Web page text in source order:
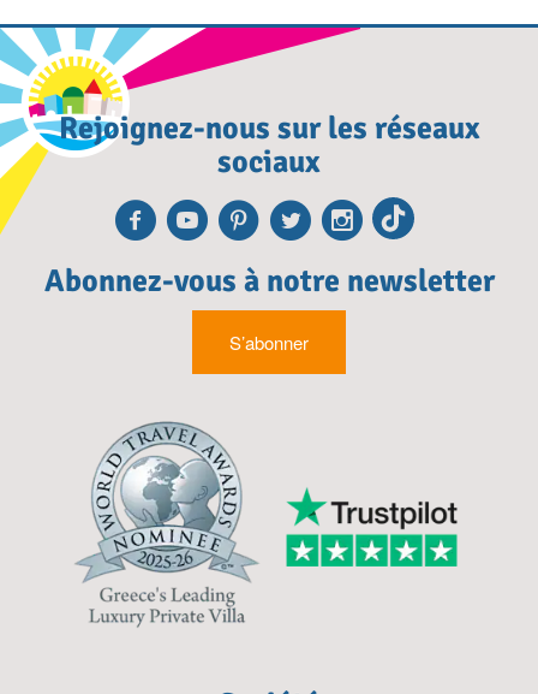
Rejoignez-nous sur les réseaux
sociaux
Facebook
Youtube
Pinterest
TwitterTikTok
Abonnez-vous à notre newsletter
S’abonner